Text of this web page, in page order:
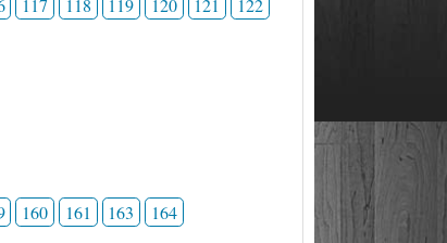
117 118 119 120 121 122
160 161 163 164